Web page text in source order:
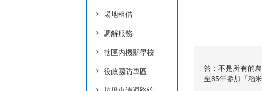
場地租借
調解服務
轄區內機關學校
役政國防專區
答：不是所有的
至85年參加「稻